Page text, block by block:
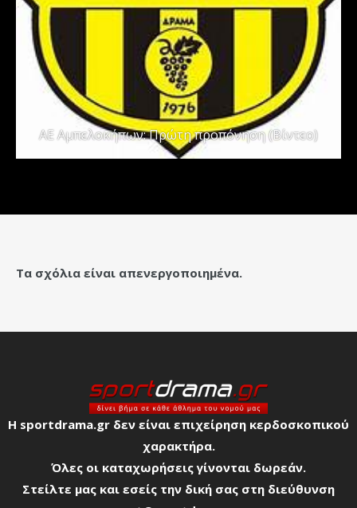
ΑΕ Αμπελοκήπων: Πρώτη προπόνηση (Βίντεο)
Τα σχόλια είναι απενεργοποιημένα.
Η sportdrama.gr δεν είναι επιχείρηση κερδοσκοπικού
χαρακτήρα.
Όλες οι καταχωρήσεις γίνονται δωρεάν.
Στείλτε μας και εσείς την δική σας στη διεύθυνση